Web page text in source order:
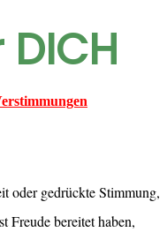
oder gedrückte Stimmung,
Freude bereitet haben,